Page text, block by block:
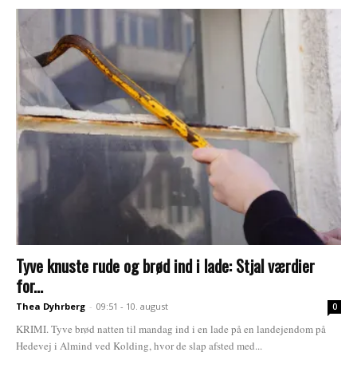
Tyve knuste rude og brød ind i lade: Stjal værdier
for...
Thea Dyhrberg - 09:51 - 10. august 0
KRIMI. Tyve brød natten til mandag ind i en lade på en landejendom på
Hedevej i Almind ved Kolding, hvor de slap afsted med...